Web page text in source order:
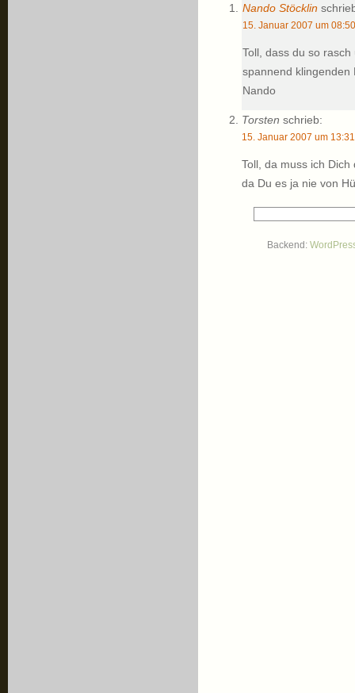
Nando Stöcklin
15. Januar 2007 um
Toll, dass du so
spannend klingenden
Nando
Torsten schrieb:
15. Januar 2007 um
Toll, da muss ich
da Du es ja nie von
Backend: